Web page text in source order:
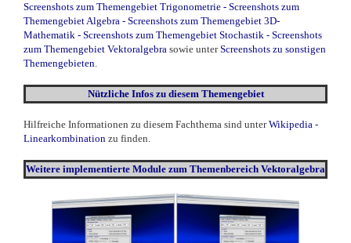
Screenshots zum Themengebiet Trigonometrie - Screenshots zum
Themengebiet Algebra - Screenshots zum Themengebiet 3D-
Mathematik - Screenshots zum Themengebiet Stochastik - Screenshots
zum Themengebiet Vektoralgebra sowie unter Screenshots zu sonstigen
Themengebieten.
Nützliche Infos zu diesem Themengebiet
Hilfreiche Informationen zu diesem Fachthema sind unterWikipedia -
Linearkombination zu finden.
Weitere implementierte Module zum Themenbereich Vektoralgebra